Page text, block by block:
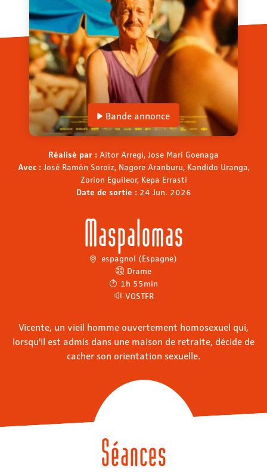
Bande annonce
Réalisé par : Aitor Arregi, Jose Mari Goenaga
Avec : José Ramón Soroiz, Nagore Aranburu, Kandido Uranga,
Zorion Eguileor, Kepa Errasti
Date de sortie : 24 Jun. 2026
Maspalomas
espagnol (Espagne)
Drame
1h 55min
VOSTFR
Vicente, un vieil homme ouvertement homosexuel qui,
lorsqu'il est admis dans une maison de retraite, décide de
cacher son orientation sexuelle.
Séances